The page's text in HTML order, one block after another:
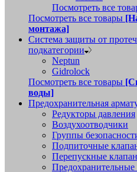
Посмотреть все
Посмотреть все товары
монтажа]
Система защиты от
подкатегории
Neptun
Gidrolock
Посмотреть все товары
воды]
Предохранительная
Редукторы давления
Воздухоотводчики
Группы
Подпиточные
Перепускные